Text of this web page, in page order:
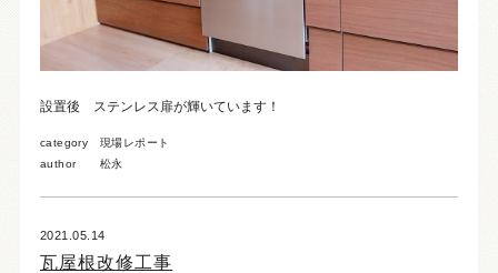
設置後 ステンレス扉が輝いています！
category
現場レポート
author
松永
2021.05.14
瓦屋根改修工事